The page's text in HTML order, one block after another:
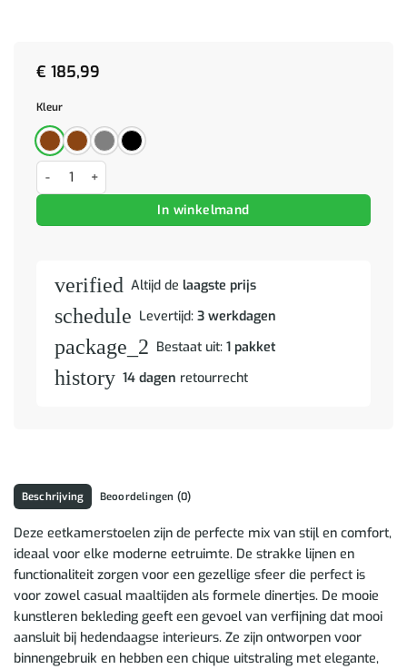
€ 185,99
Kleur
Eetstoelen 2 pcs Glanzend bruin 58 x 67 x 97 cm Kunstleer aantal
In winkelmand
verified Altijd de laagste prijs
schedule Levertijd: 3 werkdagen
package_2 Bestaat uit: 1 pakket
history 14 dagen retourrecht
Beschrijving Beoordelingen (0)
Deze eetkamerstoelen zijn de perfecte mix van stijl en comfort,
ideaal voor elke moderne eetruimte. De strakke lijnen en
functionaliteit zorgen voor een gezellige sfeer die perfect is
voor zowel casual maaltijden als formele dinertjes. De mooie
kunstleren bekleding geeft een gevoel van verfijning dat mooi
aansluit bij hedendaagse interieurs. Ze zijn ontworpen voor
binnengebruik en hebben een chique uitstraling met elegante,